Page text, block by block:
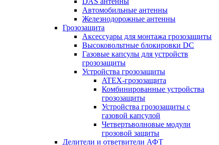
Автомобильные антенны
Железнодорожные антенны
Грозозащита
Аксессуары для монтажа грозозащиты
Высоковольтные блокировки DC
Газовые капсулы для устройств
грозозащиты
Устройства грозозащиты
ATEX-грозозащита
Комбинированные устройства
грозозащиты
Устройства грозозащиты с
газовой капсулой
Четвертьволновые модули
грозовой защиты
Делители и ответвители АФТ